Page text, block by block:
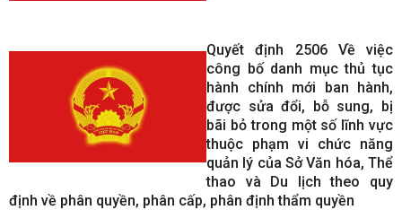
Quyết định 2506 Về việc
công bố danh mục thủ tục
hành chính mới ban hành,
được sửa đổi, bỗ sung, bị
bãi bỏ trong một số lĩnh vực
thuộc phạm vi chức năng
quản lý của Sở Văn hóa, Thể
thao và Du lịch theo quy
định về phân quyền, phân cấp, phân định thẩm quyền